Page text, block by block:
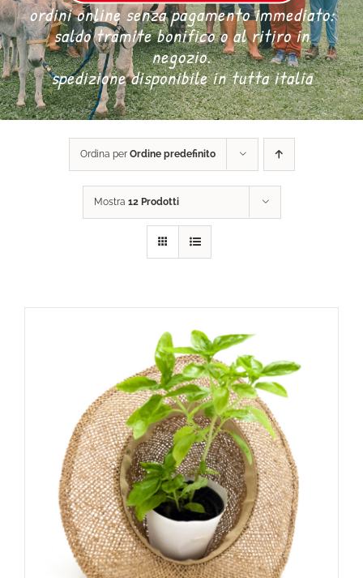
CASA
DONA ORA
CARRELLO
ordini online senza pagamento immediato:
saldo tramite bonifico o al ritiro in
negozio.
spedizione disponibile in tutta italia
Ordina per Ordine predefinito
Mostra 12 Prodotti